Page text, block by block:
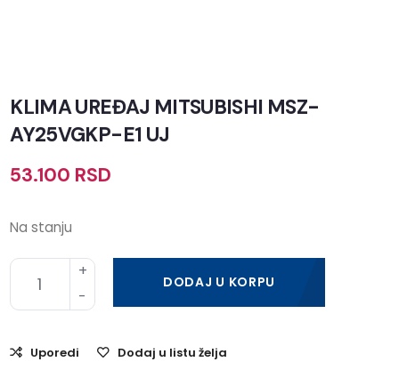
KLIMA UREĐAJ MITSUBISHI MSZ-
AY25VGKP-E1 UJ
53.100 RSD
Na stanju
DODAJ U KORPU
Uporedi Dodaj u listu želja